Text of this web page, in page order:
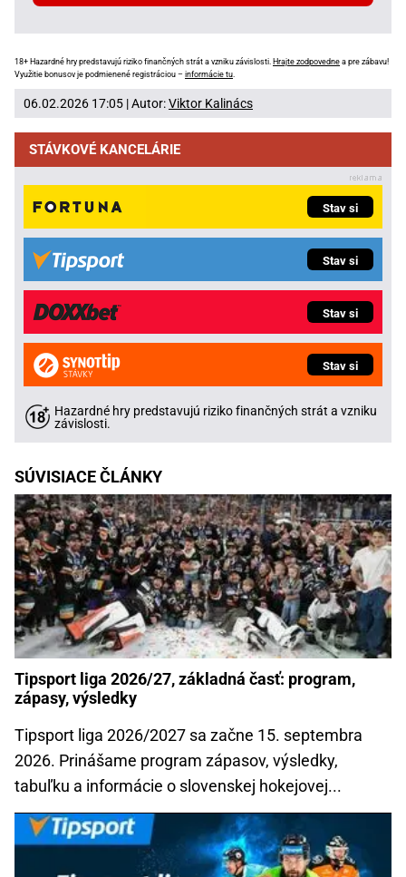
18+ Hazardné hry predstavujú riziko finančných strát a vzniku závislosti. Hrajte zodpovedne a pre zábavu!
Využitie bonusov je podmienené registráciou – informácie tu
06.02.2026 17:05 | Autor:Viktor Kalinács
STÁVKOVÉ KANCELÁRIE
Stav si
Stav si
Stav si
Stav si
Hazardné hry predstavujú riziko finančných strát a vzniku
závislosti.
SÚVISIACE ČLÁNKY
Tipsport liga 2026/27, základná časť: program,
zápasy, výsledky
Tipsport liga 2026/2027 sa začne 15. septembra
2026. Prinášame program zápasov, výsledky,
tabuľku a informácie o slovenskej hokejovej...